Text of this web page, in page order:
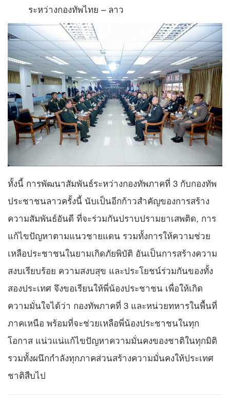
ระหว่างกองทัพไทย – ลาว
ทั้งนี้ การพัฒนาสัมพันธ์ระหว่างกองทัพภาคที่ 3 กับกองทัพ
ประชาชนลาวครั้งนี้ นับเป็นอีกก้าวสำคัญของการสร้าง
ความสัมพันธ์อันดี ที่จะร่วมกันปราบปรามยาเสพติด, การ
แก้ไขปัญหาตามแนวชายแดน รวมทั้งการให้ความช่วย
เหลือประชาชนในยามเกิดภัยพิบัติ อันเป็นการสร้างความ
สงบเรียบร้อย ความสงบสุข และประโยชน์ร่วมกันของทั้ง
สองประเทศ จึงขอเรียนให้พี่น้องประชาชน เพื่อให้เกิด
ความมั่นใจได้ว่า กองทัพภาคที่ 3 และหน่วยทหารในพื้นที่
ภาคเหนือ พร้อมที่จะช่วยเหลือพี่น้องประชาชนในทุก
โอกาส แน่วแน่แก้ไขปัญหาความมั่นคงของชาติในทุกมิติ
รวมทั้งผนึกกำลังทุกภาคส่วนสร้างความมั่นคงให้ประเทศ
ชาติสืบไป